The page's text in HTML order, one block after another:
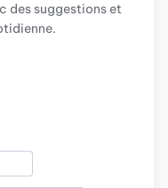
des suggestions et